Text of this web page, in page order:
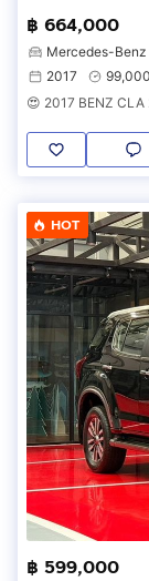
฿ 664,000
Mercedes-
2017
HOT
฿ 599,000